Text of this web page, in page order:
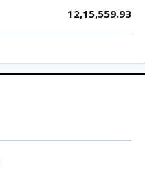
12,15,559.93